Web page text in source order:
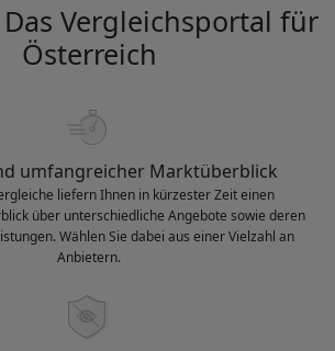
Das Vergleichsportal für
Österreich
umfangreicher Marktüberblick
liefern Ihnen in kürzester Zeit einen
über unterschiedliche Angebote sowie deren
Wählen Sie dabei aus einer Vielzahl an
Anbietern.